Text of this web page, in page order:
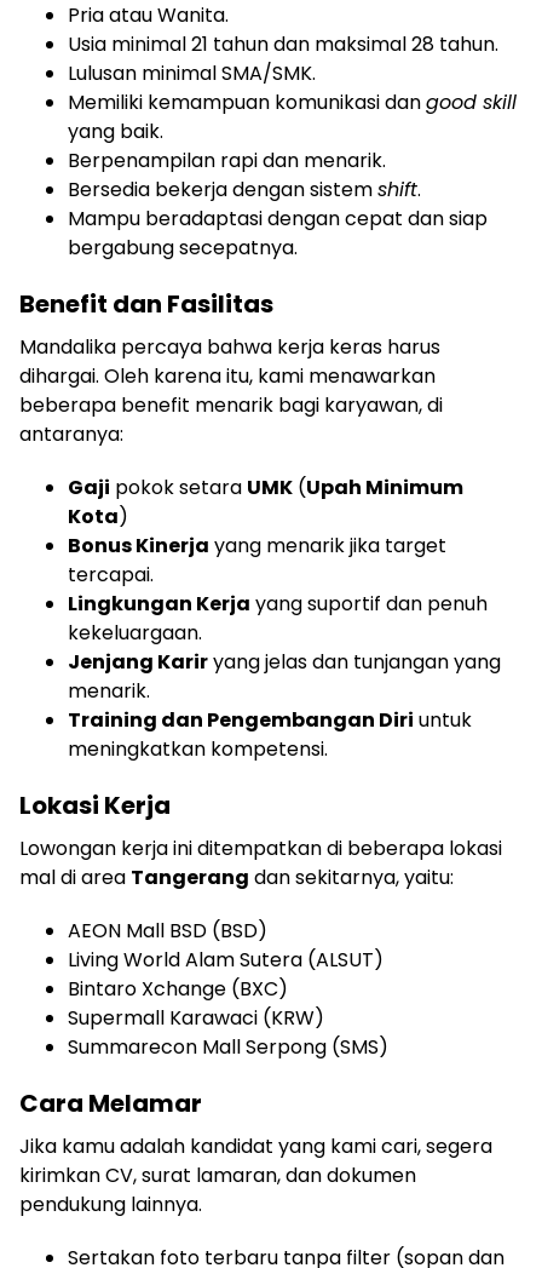
Pria atau Wanita.
Usia minimal 21 tahun dan maksimal 28 tahun.
Lulusan minimal SMA/SMK.
Memiliki kemampuan komunikasi dangood skill
yang baik.
Berpenampilan rapi dan menarik.
Bersedia bekerja dengan sistemshift.
Mampu beradaptasi dengan cepat dan siap
bergabung secepatnya.
Benefit dan Fasilitas
Mandalika percaya bahwa kerja keras harus
dihargai. Oleh karena itu, kami menawarkan
beberapa benefit menarik bagi karyawan, di
antaranya:
Gaji pokok setara UMK (Upah Minimum
Kota)
Bonus Kinerja yang menarik jika target
tercapai.
Lingkungan Kerja yang suportif dan penuh
kekeluargaan.
Jenjang Kariryang jelas dan tunjangan yang
menarik.
Training dan Pengembangan Diri untuk
meningkatkan kompetensi.
Lokasi Kerja
Lowongan kerja ini ditempatkan di beberapa lokasi
mal di area Tangerang dan sekitarnya, yaitu:
AEON Mall BSD (BSD)
Living World Alam Sutera (ALSUT)
Bintaro Xchange (BXC)
Supermall Karawaci (KRW)
Summarecon Mall Serpong (SMS)
Cara Melamar
Jika kamu adalah kandidat yang kami cari, segera
kirimkan CV, surat lamaran, dan dokumen
pendukung lainnya.
Sertakan foto terbaru tanpa filter (sopan dan